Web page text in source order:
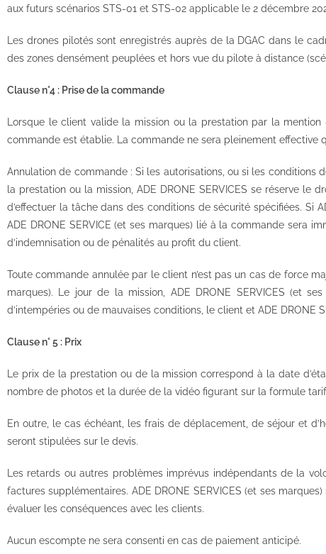
aux futurs scénarios STS-01 et STS-02 applicable le 2 décembre
Les drones pilotés sont enregistrés auprès de la DGAC dans le
des zones densément peuplées et hors vue du pilote à distance
Clause n°4 : Prise de la commande
Lorsque le client valide la mission ou la prestation par la mention
commande est établie. La commande ne sera pleinement effective
Annulation de commande : Si les autorisations, ou si les
la prestation ou la mission, ADE DRONE SERVICES se réserve
d’effectuer la tâche dans des conditions de sécurité spécifiées. Si
ADE DRONE SERVICE (et ses marques) lié à la commande sera
d’indemnisation ou de pénalités au profit du client.
Toute commande annulée par le client n’est pas un cas de force
marques). Le jour de la mission, ADE DRONE SERVICES (et
d’intempéries ou de mauvaises conditions, le client et ADE DRONE
Clause n° 5 : Prix
Le prix de la prestation ou de la mission correspond à la date
nombre de photos et la durée de la vidéo figurant sur la formule
En outre, le cas échéant, les frais de déplacement, de séjour et
seront stipulées sur le devis.
Les retards ou autres problèmes imprévus indépendants de la
factures supplémentaires. ADE DRONE SERVICES (et ses
évaluer les conséquences avec les clients.
Aucun escompte ne sera consenti en cas de paiement anticipé.